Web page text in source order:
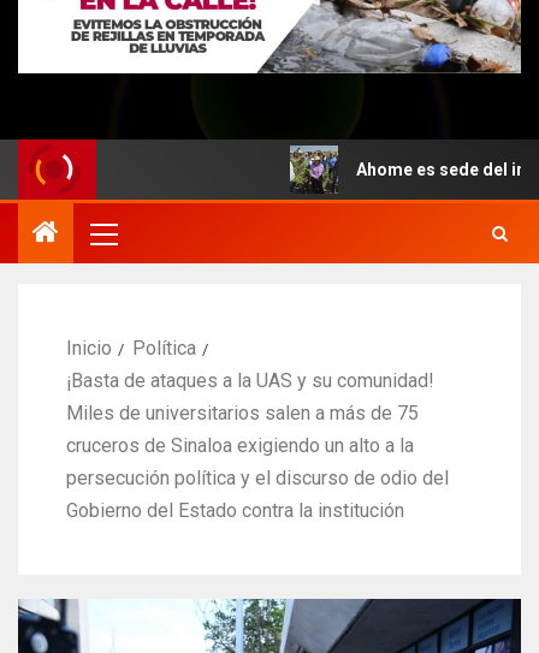
Ahome es sede del inicio
Inicio
Política
¡Basta de ataques a la UAS y su comunidad!
Miles de universitarios salen a más de 75
cruceros de Sinaloa exigiendo un alto a la
persecución política y el discurso de odio del
Gobierno del Estado contra la institución